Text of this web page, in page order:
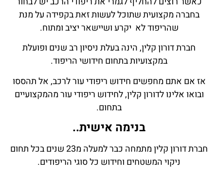
בחברה מקצועית שתוכל לעשות זאת בקפידה על מנת
שהריפוד לא יקרע ושיישאר יציב ומתוח.
חברת דורון קלין, הינה בעלת ניסיון רב שנים ופועלת
במקצועיות בתחום חידושי הריפוד.
אז אם אתם מחפשים חידוש ריפודי עור לרכב, אל תהססו
ובואו אלינו לדורון קלין, לחידוש ריפודי עור מהמקצועיים
בתחום.
בנימה אישית..
חברת דורון קלין מתמחה כבר למעלה מ23 שנים בכל תחום
ניקוי המשטחים וחידוש כל סוגי הריפודים.